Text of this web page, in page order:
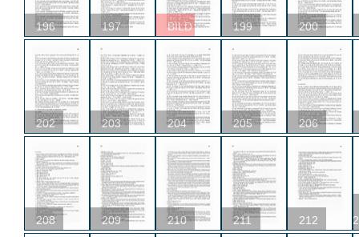
196 197 BILD 199 200
202 203 204 205 206
208 209 210 211 212